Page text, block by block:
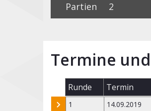
Partien
2
Termine
Runde Termin
1 14.09.2019